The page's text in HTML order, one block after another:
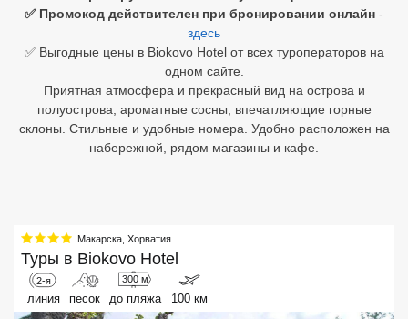
✅ Промокод действителен при бронировании онлайн -
здесь
✅ Выгодные цены в Biokovo Hotel от всех туроператоров на
одном сайте.
Приятная атмосфера и прекрасный вид на острова и
полуострова, ароматные сосны, впечатляющие горные
склоны. Стильные и удобные номера. Удобно расположен на
набережной, рядом магазины и кафе.
Макарска Хорватия
Туры в Biokovo Hotel
2-я
линия песок
300 м
до пляжа 100 км
ОАЭ
Египет
Куба
Шри Ланка
Хайнань
Северный Гоа
Южный Гоа